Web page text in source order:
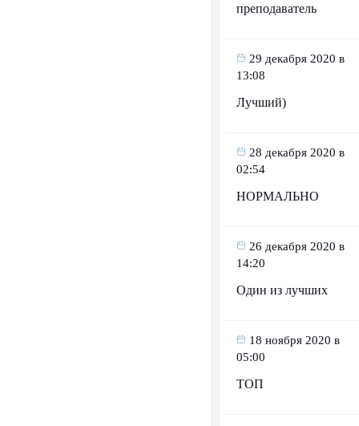
преподаватель
29 декабря 2020 в
13:08
Лучший)
28 декабря 2020 в
02:54
НОРМАЛЬНО
26 декабря 2020 в
14:20
Один из лучших
18 ноября 2020 в
05:00
ТОП